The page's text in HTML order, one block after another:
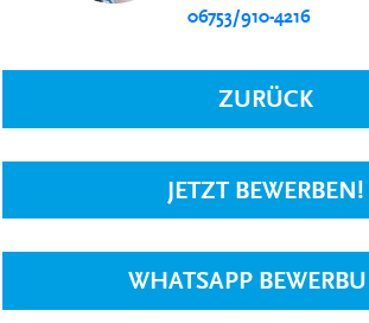
06753/910-4216
ZURÜCK
JETZT BEWERBEN!
WHATSAPP